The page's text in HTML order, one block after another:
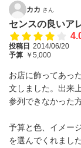
カカ さん
センスの良いア
投稿日 2014/06/20
予算 ￥5,000
お店に飾ってあっ
文しました。出来
参列できなかった
予算と色、イメー
を選んでくれまし